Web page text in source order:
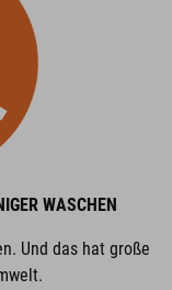
WASCHEN
Und das hat große